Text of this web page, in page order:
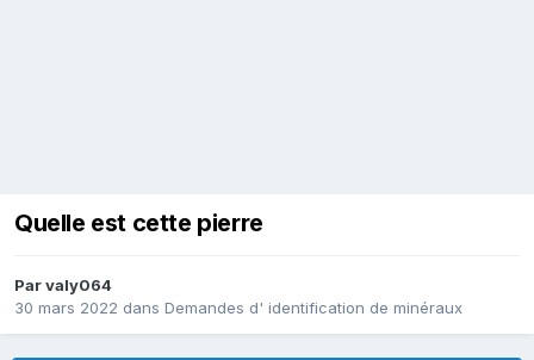
Quelle est cette pierre
Parvaly064
30 mars 2022 dans Demandes d' identification de minéraux